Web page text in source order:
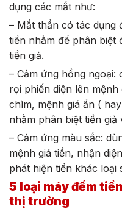
dụng các mắt như:
– Mắt thần có tác dụng
tiền nhằm để phân biệt
tiền giả.
– Cảm ứng hồng ngoại:
rọi phiến diện lên
chìm, mệnh giá ẩn (
nhằm phân biệt tiền giả
– Cảm ứng màu sắc:
mệnh giá tiền, nhận
phát hiện tiền khác loại
5 loại máy đếm
thị trường